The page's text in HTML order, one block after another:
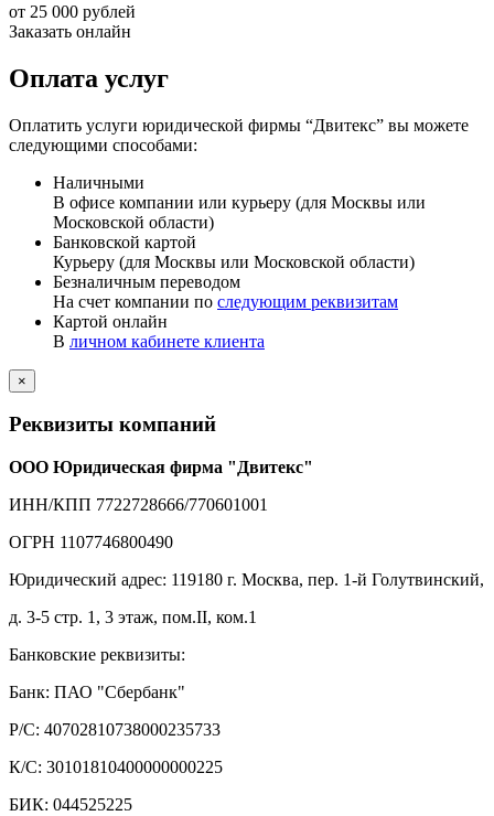
от 25 000 рублей
Заказать онлайн
Оплата услуг
Оплатить услуги юридической фирмы “Двитекс” вы можете
следующими способами:
Наличными
В офисе компании или курьеру (для Москвы или
Московской области)
Банковской картой
Курьеру (для Москвы или Московской области)
Безналичным переводом
На счет компании по следующим реквизитам
Картой онлайн
В личном кабинете клиента
×
Реквизиты компаний
ООО Юридическая фирма "Двитекс"
ИНН/КПП 7722728666/770601001
ОГРН 1107746800490
Юридический адрес: 119180 г. Москва, пер. 1-й Голутвинский,
д. 3-5 стр. 1, 3 этаж, пом.II, ком.1
Банковские реквизиты:
Банк: ПАО "Сбербанк"
Р/С: 40702810738000235733
К/С: 30101810400000000225
БИК: 044525225